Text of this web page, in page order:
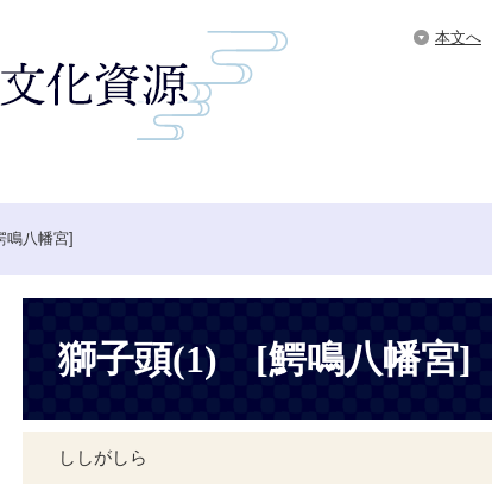
本文へ
八幡宮]
獅子頭(1) [鰐鳴八幡宮]
ししがしら